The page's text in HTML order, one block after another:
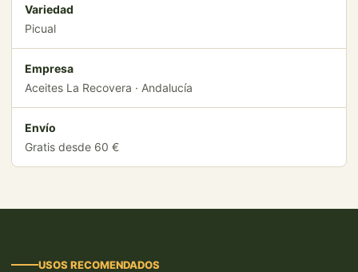
Variedad
Picual
Empresa
Aceites La Recovera · Andalucía
Envío
Gratis desde 60 €
USOS RECOMENDADOS